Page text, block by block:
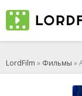
LordFilm » Фильмы »